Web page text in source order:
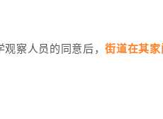
观察人员的同意后，街道在其